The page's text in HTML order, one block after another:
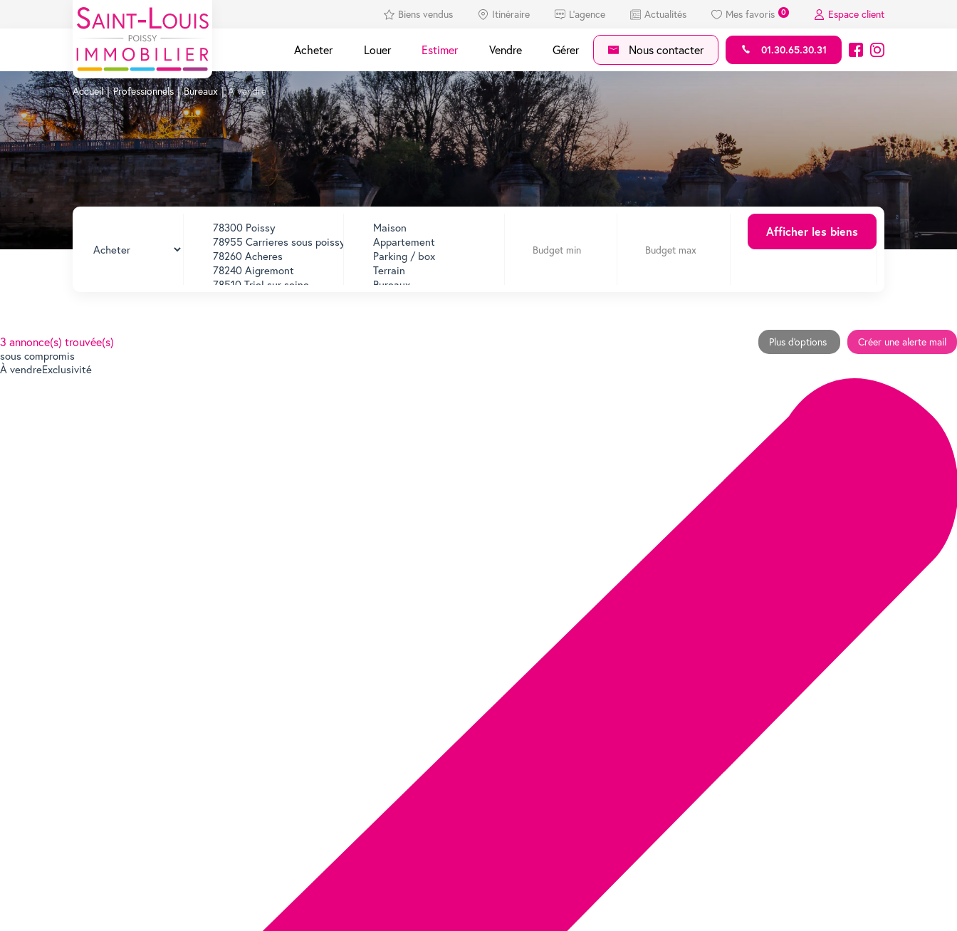
Biens vendus Itinéraire L'agence Actualités Mes favoris 0 Espace client
Acheter Louer Estimer Vendre Gérer Nous contacter 01.30.65.30.31
Accueil Professionnels Bureaux A vendre
3 annonce(s) trouvée(s) Plus d'options Créer une alerte mail
sous compromis
À vendreExclusivité